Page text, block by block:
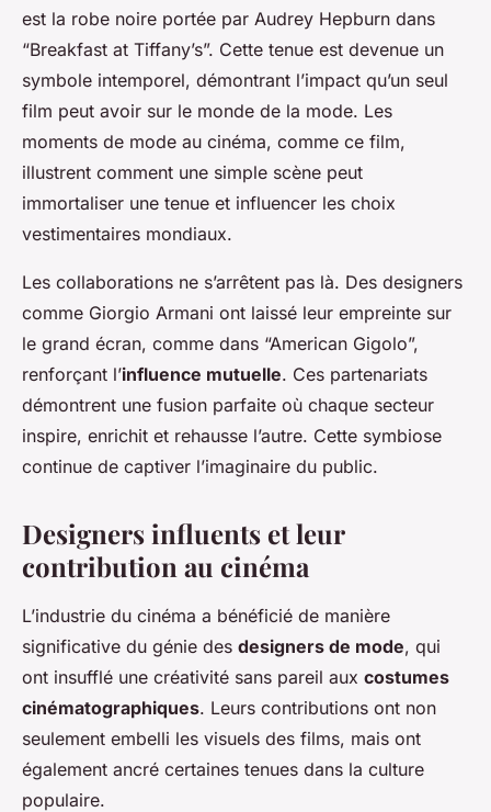
est la robe noire portée par Audrey Hepburn dans
“Breakfast at Tiffany’s”. Cette tenue est devenue un
symbole intemporel, démontrant l’impact qu’un seul
film peut avoir sur le monde de la mode. Les
moments de mode au cinéma, comme ce film,
illustrent comment une simple scène peut
immortaliser une tenue et influencer les choix
vestimentaires mondiaux.
Les collaborations ne s’arrêtent pas là. Des designers
comme Giorgio Armani ont laissé leur empreinte sur
le grand écran, comme dans “American Gigolo”,
renforçant l’influence mutuelle. Ces partenariats
démontrent une fusion parfaite où chaque secteur
inspire, enrichit et rehausse l’autre. Cette symbiose
continue de captiver l’imaginaire du public.
Designers influents et leur
contribution au cinéma
L’industrie du cinéma a bénéficié de manière
significative du génie des designers de mode, qui
ont insufflé une créativité sans pareil aux costumes
cinématographiques. Leurs contributions ont non
seulement embelli les visuels des films, mais ont
également ancré certaines tenues dans la culture
populaire.